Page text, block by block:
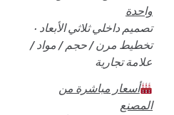
واحدة
تصميم داخلي ثلاثي الأبعاد ·
تخطيط مرن / حجم / مواد /
علامة تجارية
أسعار مباشرة من
المصنع